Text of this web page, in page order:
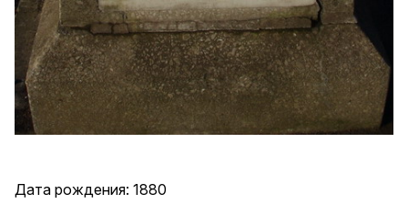
Дата рождения: 1880